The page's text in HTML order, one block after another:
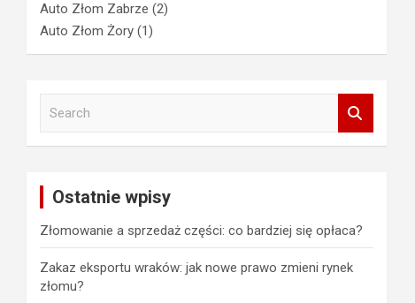
Auto Złom Zabrze (2)
Auto Złom Żory (1)
Ostatnie wpisy
Złomowanie a sprzedaż części: co bardziej się opłaca?
Zakaz eksportu wraków: jak nowe prawo zmieni rynek
złomu?